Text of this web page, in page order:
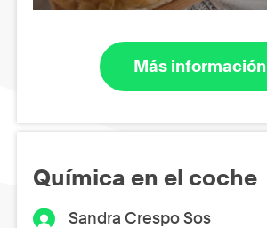
Más información
Química en el coche
Sandra Crespo Sos